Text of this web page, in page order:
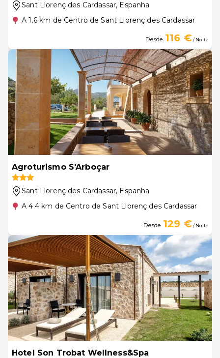
Sant Llorenç des Cardassar, Espanha
A 1.6 km de Centro de Sant Llorenç des Cardassar
Desde 116 €/ Noite
Agroturismo S'Arboçar
Sant Llorenç des Cardassar, Espanha
A 4.4 km de Centro de Sant Llorenç des Cardassar
Desde 129 €/ Noite
Hotel Son Trobat Wellness&Spa